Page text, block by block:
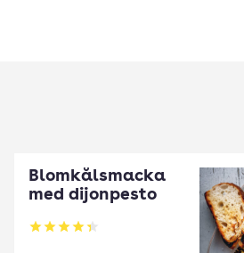
Blomkålsmacka
med dijonpesto
Betyg: 4.33 av 5